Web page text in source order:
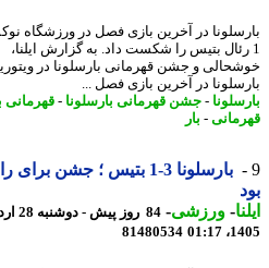
بتیس را شکست داد. به گزارش ایلنا،
و جشن قهرمانی بارسلونا در ویتوریا جا
در آخرین بازی فصل ...
-جشن قهرمانی بارسلونا-قهرمانی
-بار
بارسلونا 3-1 بتیس ؛ جشن برای
-ورزشی-
84 روز پیش - دوشنبه
81480534